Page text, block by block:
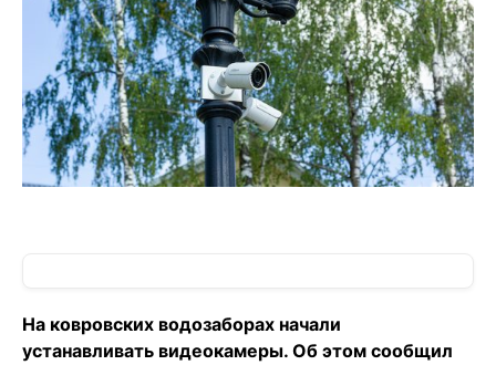
На ковровских водозаборах начали
устанавливать видеокамеры. Об этом сообщил